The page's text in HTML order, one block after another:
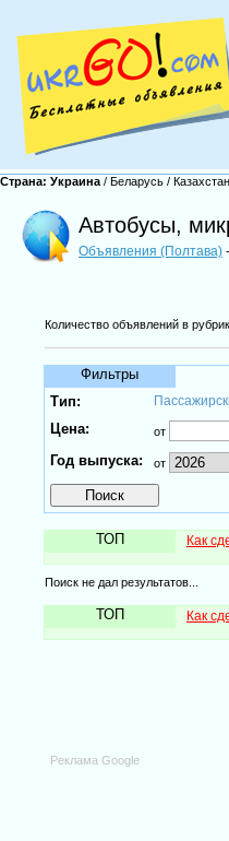
Страна: Украина / Беларусь / Казахстан
Автобусы,
Объявления (Полтава) -
Количество объявлений в
Фильтры
Тип:
Цена: от
Год выпуска: от
ТОП Как
Поиск не дал результатов...
ТОП Как
Реклама Google